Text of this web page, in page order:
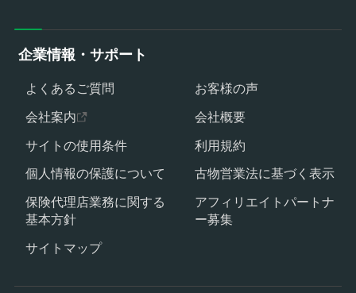
企業情報・サポート
よくあるご質問
お客様の声
会社案内
会社概要
サイトの使用条件
利用規約
個人情報の保護について
古物営業法に基づく表示
保険代理店業務に関する
基本方針
アフィリエイトパートナ
ー募集
サイトマップ